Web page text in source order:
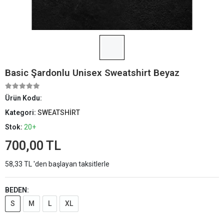
Basic Şardonlu Unisex Sweatshirt Beyaz
Ürün Kodu:
Kategori: SWEATSHİRT
Stok: 20+
700,00 TL
58,33 TL 'den başlayan taksitlerle
BEDEN:
S
M L XL